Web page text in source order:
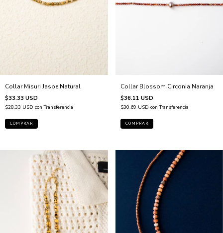
Collar Misuri Jaspe Natural
$33.33 USD
$28.33 USD con Transferencia
Collar Blossom Circonia Naranja
$36.11 USD
$30.69 USD con Transferencia